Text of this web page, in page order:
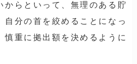
からといって、無理のある貯
自分の首を絞めることになっ
慎重に拠出額を決めるように